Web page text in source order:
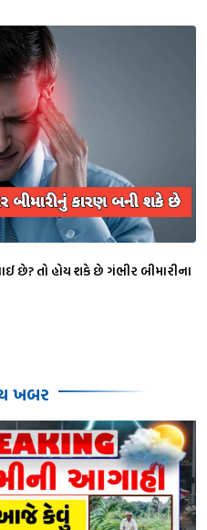
છે? તો હોય શકે છે ગંભીર બીમારીના
ખબર